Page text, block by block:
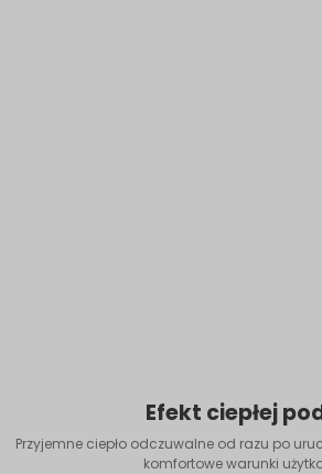
Efekt ciepłej
Przyjemne ciepło odczuwalne od razu po
komfortowe warunki